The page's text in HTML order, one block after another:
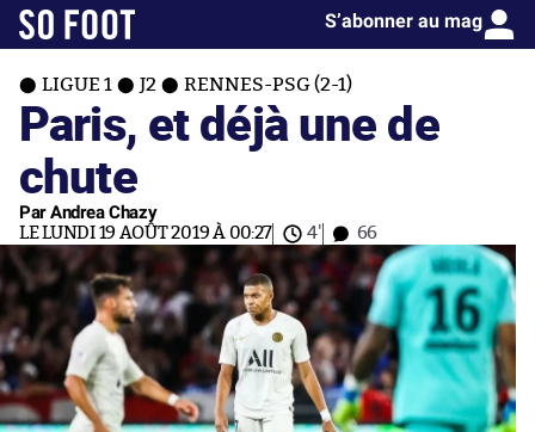
S’abonner au mag
LIGUE 1 J2 RENNES-PSG (2-1)
Paris, et déjà une de
chute
Par Andrea Chazy
LE LUNDI 19 AOÛT 2019 À 00:27 4' 66